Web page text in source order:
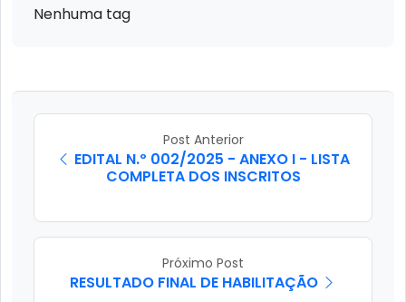
Nenhuma tag
Post Anterior
EDITAL N.º 002/2025 - ANEXO I - LISTA
COMPLETA DOS INSCRITOS
Próximo Post
RESULTADO FINAL DE HABILITAÇÃO